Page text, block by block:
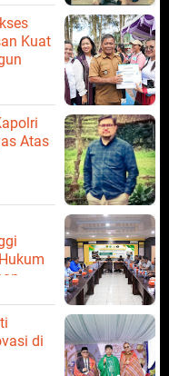
Kuat
Atas
di